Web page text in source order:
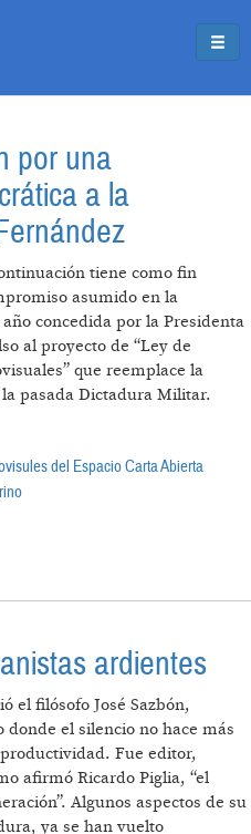
por una
a la
tiene como fin
asumido en la
concedida por la Presidenta
al proyecto de “Ley de
que reemplace la
pasada Dictadura Militar.
del Espacio Carta Abierta
FERNÁNDEZ
ardientes
el filósofo José Sazbón,
el silencio no hace más
Fue editor,
afirmó Ricardo Piglia, “el
Algunos aspectos de su
ya se han vuelto